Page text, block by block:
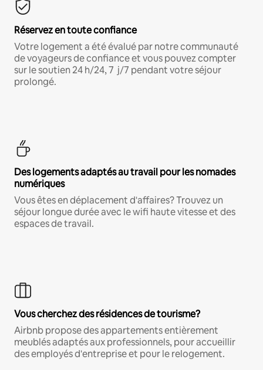
Réservez en toute confiance
Votre logement a été évalué par notre communauté
de voyageurs de confiance et vous pouvez compter
sur le soutien 24 h/24, 7 j/7 pendant votre séjour
prolongé.
Des logements adaptés au travail pour les nomades
numériques
Vous êtes en déplacement d'affaires? Trouvez un
séjour longue durée avec le wifi haute vitesse et des
espaces de travail.
Vous cherchez des résidences de tourisme?
Airbnb propose des appartements entièrement
meublés adaptés aux professionnels, pour accueillir
des employés d'entreprise et pour le relogement.